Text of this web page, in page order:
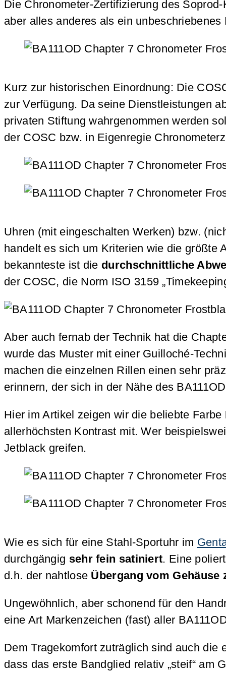
Die Chronometer-Zertifizierung des
aber alles anderes als ein
Kurz zur historischen Einordnung: Die
zur Verfügung. Da seine Dienstleistungen
privaten Stiftung wahrgenommen werden
der COSC bzw. in Eigenregie
Uhren (mit eingeschalten Werken) bzw.
handelt es sich um Kriterien wie die größte
bekannteste ist die durchschnittliche
der COSC, die Norm ISO 3159
Aber auch fernab der Technik hat die
wurde das Muster mit einer Guilloché-
machen die einzelnen Rillen einen sehr
erinnern, der sich in der Nähe des
Hier im Artikel zeigen wir die beliebte Farbe
allerhöchsten Kontrast mit. Wer
Jetblack greifen.
Wie es sich für eine Stahl-Sportuhr im
durchgängig sehr fein satiniert. Eine
d.h. der nahtlose Übergang vom
Ungewöhnlich, aber schonend für den
eine Art Markenzeichen (fast) aller
Dem Tragekomfort zuträglich sind auch die
dass das erste Bandglied relativ „steif“ am